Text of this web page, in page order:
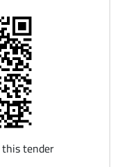
this tender